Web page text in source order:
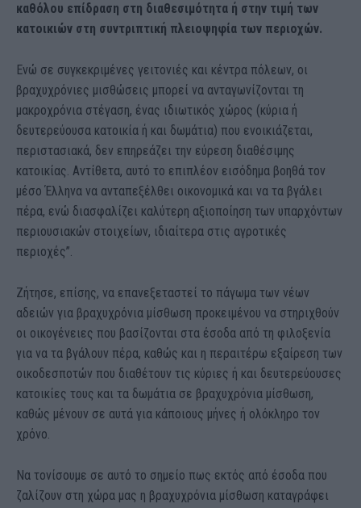
καθόλου επίδραση στη διαθεσιμότητα ή στην τιμή των
κατοικιών στη συντριπτική πλειοψηφία των περιοχών.
Ενώ σε συγκεκριμένες γειτονιές και κέντρα πόλεων, οι
βραχυχρόνιες μισθώσεις μπορεί να ανταγωνίζονται τη
μακροχρόνια στέγαση, ένας ιδιωτικός χώρος (κύρια ή
δευτερεύουσα κατοικία ή και δωμάτια) που ενοικιάζεται,
περιστασιακά, δεν επηρεάζει την εύρεση διαθέσιμης
κατοικίας. Αντίθετα, αυτό το επιπλέον εισόδημα βοηθά τον
μέσο Έλληνα να ανταπεξέλθει οικονομικά και να τα βγάλει
πέρα, ενώ διασφαλίζει καλύτερη αξιοποίηση των υπαρχόντων
περιουσιακών στοιχείων, ιδιαίτερα στις αγροτικές
περιοχές”.
Ζήτησε, επίσης, να επανεξεταστεί το πάγωμα των νέων
αδειών για βραχυχρόνια μίσθωση προκειμένου να στηριχθούν
οι οικογένειες που βασίζονται στα έσοδα από τη φιλοξενία
για να τα βγάλουν πέρα, καθώς και η περαιτέρω εξαίρεση των
οικοδεσποτών που διαθέτουν τις κύριες ή και δευτερεύουσες
κατοικίες τους και τα δωμάτια σε βραχυχρόνια μίσθωση,
καθώς μένουν σε αυτά για κάποιους μήνες ή ολόκληρο τον
χρόνο.
Να τονίσουμε σε αυτό το σημείο πως εκτός από έσοδα που
ζαλίζουν στη χώρα μας η βραχυχρόνια μίσθωση καταγράφει